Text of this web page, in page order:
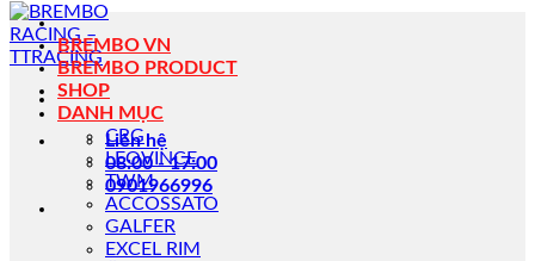
Liên hệ
08:00 - 17:00
0901966996
BREMBO VN
BREMBO PRODUCT
SHOP
DANH MỤC
CRG
LEOVINCE
TWM
ACCOSSATO
GALFER
EXCEL RIM